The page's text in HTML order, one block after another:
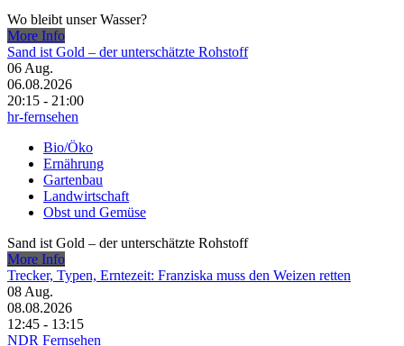
Wo bleibt unser Wasser?
More Info
Sand ist Gold – der unterschätzte Rohstoff
06 Aug.
06.08.2026
20:15 - 21:00
hr-fernsehen
Bio/Öko
Ernährung
Gartenbau
Landwirtschaft
Obst und Gemüse
Sand ist Gold – der unterschätzte Rohstoff
More Info
Trecker, Typen, Erntezeit: Franziska muss den Weizen retten
08 Aug.
08.08.2026
12:45 - 13:15
NDR Fernsehen